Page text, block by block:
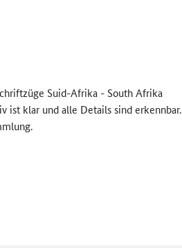
Suid-Afrika - South Afrika
ist klar und alle Details sind erkennbar.